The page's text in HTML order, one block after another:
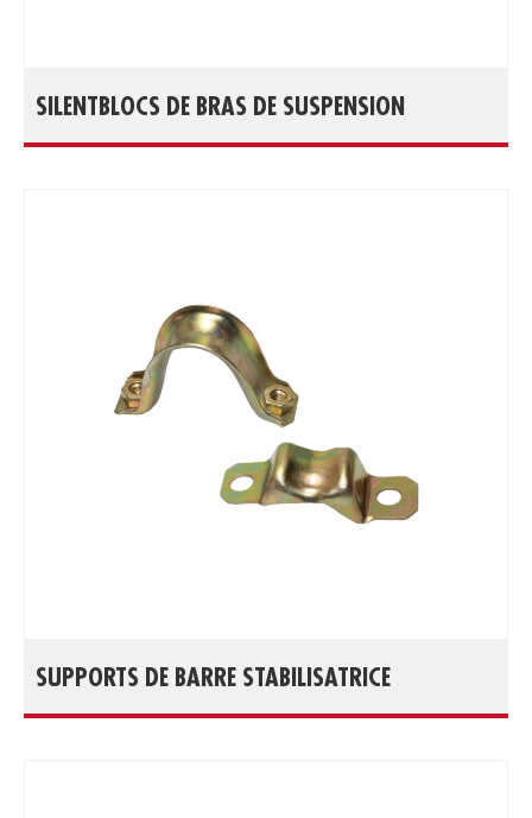
SILENTBLOCS DE BRAS DE SUSPENSION
SUPPORTS DE BARRE STABILISATRICE